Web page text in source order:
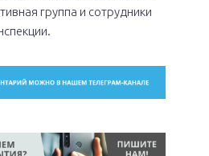
группа и сотрудники